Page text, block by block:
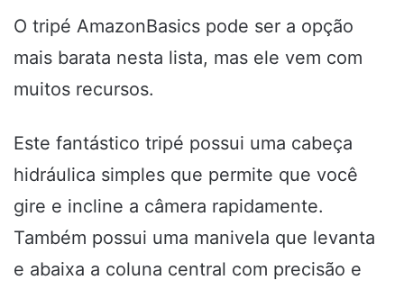
O tripé AmazonBasics pode ser a opção
mais barata nesta lista, mas ele vem com
muitos recursos.
Este fantástico tripé possui uma cabeça
hidráulica simples que permite que você
gire e incline a câmera rapidamente.
Também possui uma manivela que levanta
e abaixa a coluna central com precisão e